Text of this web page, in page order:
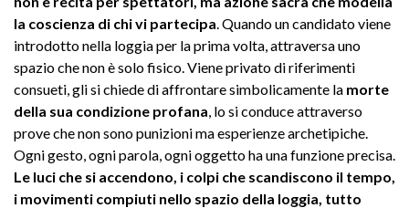
la coscienza di chi vi partecipa . Quando un candidato viene
introdotto nella loggia per la prima volta, attraversa uno
spazio che non è solo fisico. Viene privato di riferimenti
consueti, gli si chiede di affrontare simbolicamente la morte
della sua condizione profana , lo si conduce attraverso
prove che non sono punizioni ma esperienze archetipiche.
Ogni gesto, ogni parola, ogni oggetto ha una funzione precisa.
Le luci che si accendono, i colpi che scandiscono il tempo,
i movimenti compiuti nello spazio della loggia, tutto